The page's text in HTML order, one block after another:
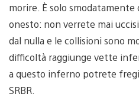
morire. È solo
onesto: non verrete mai
dal nulla e le collisioni sono
difficoltà raggiunge vette
a questo inferno potrete
SRBR.